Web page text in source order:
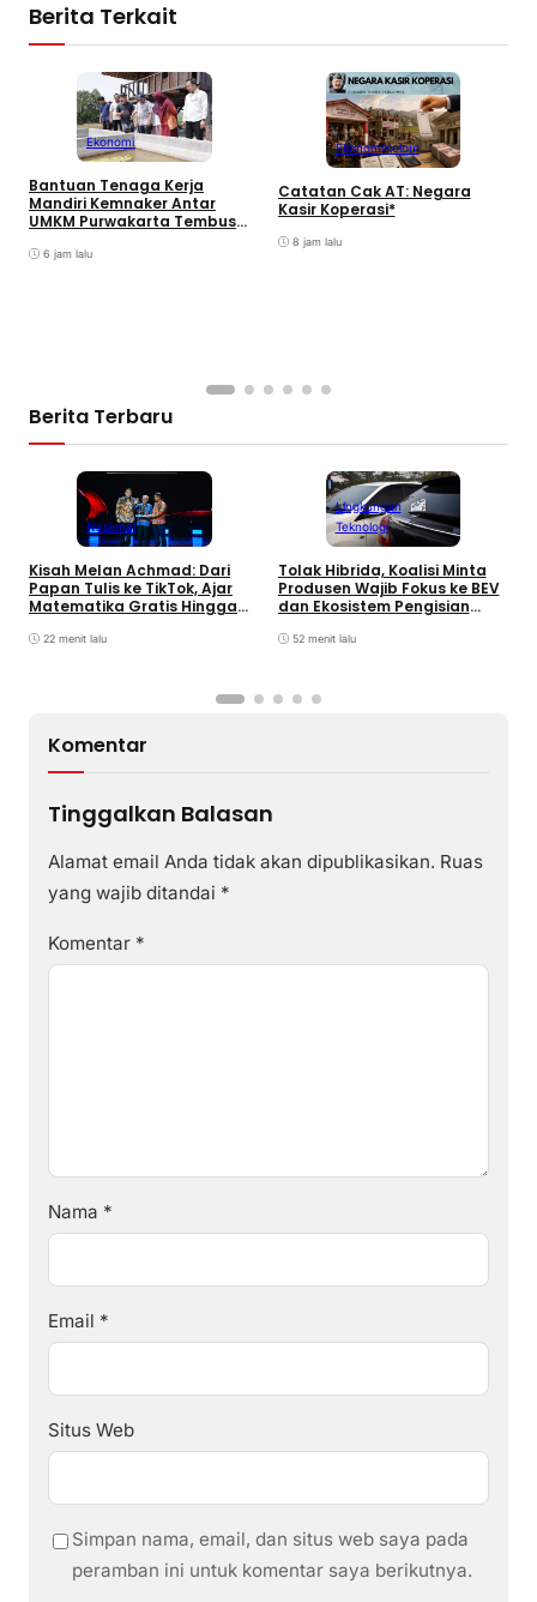
Berita Terkait
Ekonomi
Bantuan Tenaga Kerja
Mandiri Kemnaker Antar
UMKM Purwakarta Tembus
6 jam lalu
EkonomiKolom
Catatan Cak AT: Negara
Kasir Koperasi*
8 jam lalu
Berita Terbaru
Nasional
Kisah Melan Achmad: Dari
Papan Tulis ke TikTok, Ajar
Matematika Gratis Hingga
22 menit lalu
Lingkungan
Teknologi
Tolak Hibrida, Koalisi Minta
Produsen Wajib Fokus ke BEV
dan Ekosistem Pengisian
52 menit lalu
Komentar
Tinggalkan Balasan
Alamat email Anda tidak akan dipublikasikan. Ruas
yang wajib ditandai *
Komentar *
Nama *
Email *
Situs Web
Simpan nama, email, dan situs web saya pada
peramban ini untuk komentar saya berikutnya.